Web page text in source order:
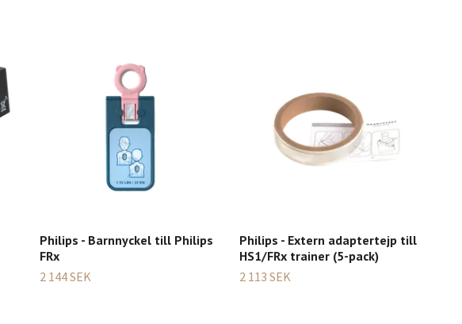
Philips - Barnnyckel till Philips
FRx
2 144 SEK
Philips - Extern adaptertejp till
HS1/FRx trainer (5-pack)
2 113 SEK